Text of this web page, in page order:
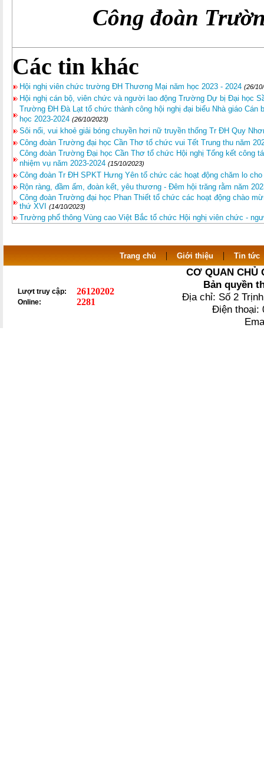
Công đoàn
Các tin khác
Hội nghị viên chức trường ĐH Thương Mại năm học 2023 - 2024 (26/
Hội nghị cán bộ, viên chức và người lao động Trường Dự bị Đại học
Trường ĐH Đà Lạt tổ chức thành công hội nghị đại biểu Nhà giáo Cán
học 2023-2024 (26/10/2023)
Sôi nổi, vui khoẻ giải bóng chuyền hơi nữ truyền thống Tr ĐH Quy
Công đoàn Trường đại học Cần Thơ tổ chức vui Tết Trung thu năm
Công đoàn Trường Đại học Cần Thơ tổ chức Hội nghị Tổng kết công
nhiệm vụ năm 2023-2024 (15/10/2023)
Công đoàn Tr ĐH SPKT Hưng Yên tổ chức các hoạt động chăm lo
Rộn ràng, đầm ấm, đoàn kết, yêu thương - Đêm hội trăng rằm năm
Công đoàn Trường đại học Phan Thiết tổ chức các hoạt động chào
thứ XVI
(14/10/2023)
Trường phổ thông Vùng cao Việt Bắc tổ chức Hội nghị viên chức -
Trang chủ | Giới thiệu | Tin tức
Lượt truy cập: 26120202
Online: 2281
CƠ QUAN CHỦ
Bản quyền
Địa chỉ: Số 2
Điện